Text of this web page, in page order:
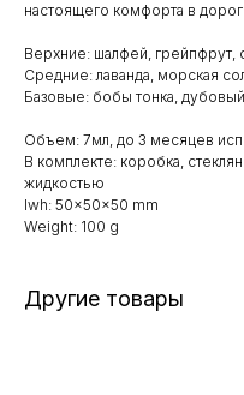
настоящего комфорта в
Верхние: шалфей, грейпфрут,
Средние: лаванда, морская
Базовые: бобы тонка,
Объем: 7мл, до 3 месяцев
В комплекте: коробка,
жидкостью
lwh: 50x50x50 mm
Weight: 100 g
Другие товары